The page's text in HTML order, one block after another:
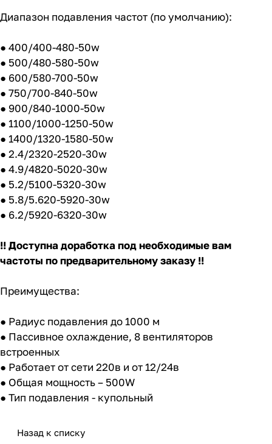
Диапазон подавления частот (по умолчанию):
● 400/400-480-50w
● 500/480-580-50w
● 600/580-700-50w
● 750/700-840-50w
● 900/840-1000-50w
● 1100/1000-1250-50w
● 1400/1320-1580-50w
● 2.4/2320-2520-30w
● 4.9/4820-5020-30w
● 5.2/5100-5320-30w
● 5.8/5.620-5920-30w
● 6.2/5920-6320-30w
!! Доступна доработка под необходимые вам
частоты по предварительному заказу !!
Преимущества:
● Радиус подавления до 1000 м
● Пассивное охлаждение, 8 вентиляторов
встроенных
● Работает от сети 220в и от 12/24в
● Общая мощность – 500W
● Тип подавления - купольный
Назад к списку